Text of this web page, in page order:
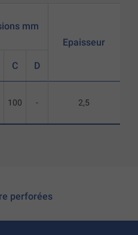
mm
C D
100 -
Epaisseur
2,5
perforées